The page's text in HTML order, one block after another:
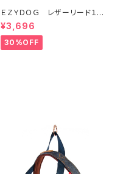
ＥＺＹＤＯＧ レザーリード１０６
ｃｍ（全2色）
¥3,696
30%OFF